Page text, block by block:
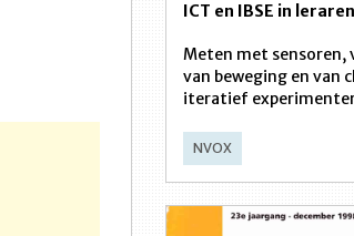
ICT en IBSE in
Meten met sensoren,
van beweging en van
iteratief
NVOX